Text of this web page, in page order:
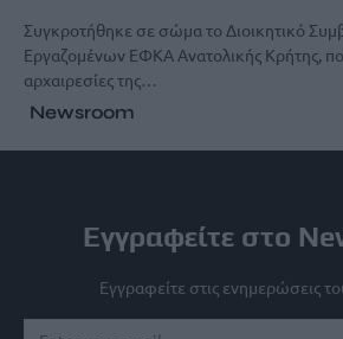
Συγκροτήθηκε σε σώμα το Διοικητικό
Εργαζομένων ΕΦΚΑ Ανατολικής Κρήτης,
αρχαιρεσίες της…
Newsroom
Εγγραφείτε στο
Εγγραφείτε στις ενημερώσεις